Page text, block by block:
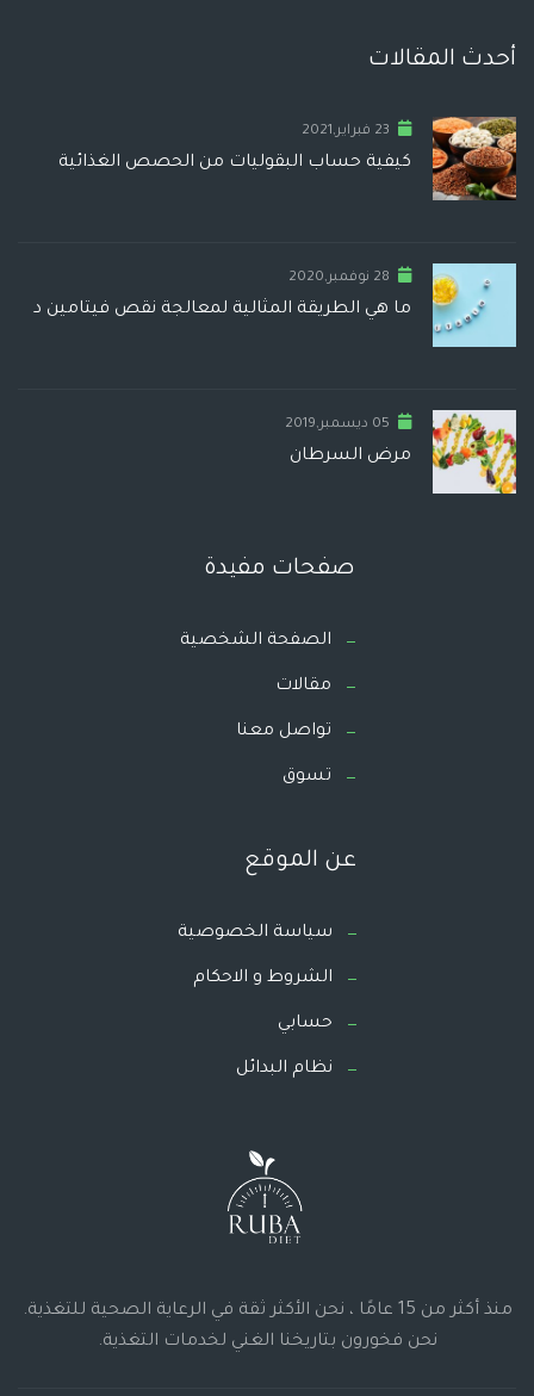
أحدث المقالات
23 فبراير,2021
كيفية حساب البقوليات من الحصص الغذائية
28 نوفمبر,2020
ما هي الطريقة المثالية لمعالجة نقص فيتامين د
05 ديسمبر,2019
مرض السرطان
صفحات مفيدة
الصفحة الشخصية
مقالات
تواصل معنا
تسوق
عن الموقع
سياسة الخصوصية
الشروط و الاحكام
حسابي
نظام البدائل
منذ أكثر من 15 عامًا ، نحن الأكثر ثقة في الرعاية الصحية للتغذية.
نحن فخورون بتاريخنا الغني لخدمات التغذية.